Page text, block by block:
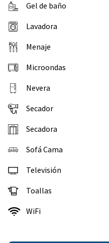
Gel de baño
Lavadora
Menaje
Microondas
Nevera
Secador
Secadora
Sofá Cama
Televisión
Toallas
WiFi